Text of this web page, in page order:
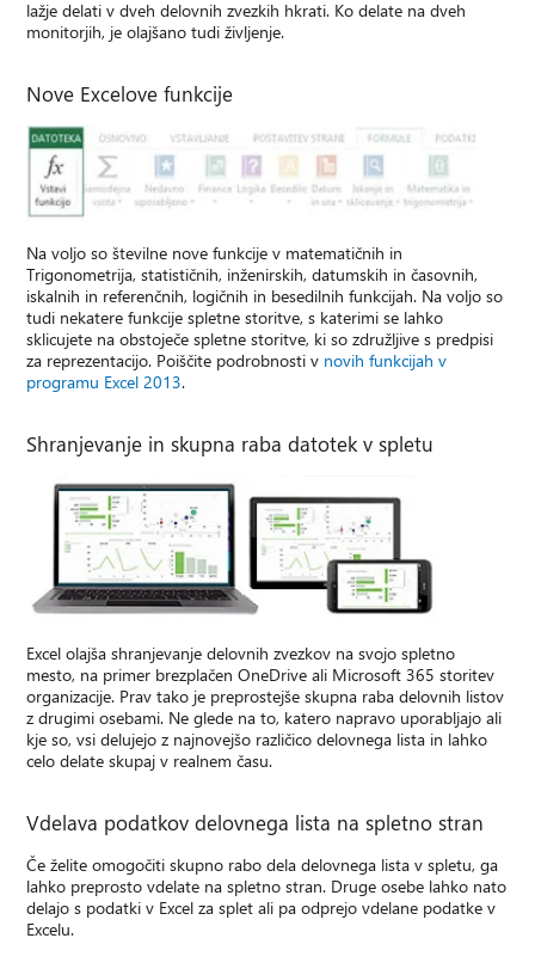
lažje delati v dveh delovnih zvezkih hkrati. Ko delate na dveh
monitorjih, je olajšano tudi življenje.
Nove Excelove funkcije
Na voljo so številne nove funkcije v matematičnih in
Trigonometrija, statističnih, inženirskih, datumskih in časovnih,
iskalnih in referenčnih, logičnih in besedilnih funkcijah. Na voljo so
tudi nekatere funkcije spletne storitve, s katerimi se lahko
sklicujete na obstoječe spletne storitve, ki so združljive s predpisi
za reprezentacijo. Poiščite podrobnosti v novih funkcijah v
programu Excel 2013.
Shranjevanje in skupna raba datotek v spletu
Excel olajša shranjevanje delovnih zvezkov na svojo spletno
mesto, na primer brezplačen OneDrive ali Microsoft 365 storitev
organizacije. Prav tako je preprostejše skupna raba delovnih listov
z drugimi osebami. Ne glede na to, katero napravo uporabljajo ali
kje so, vsi delujejo z najnovejšo različico delovnega lista in lahko
celo delate skupaj v realnem času.
Vdelava podatkov delovnega lista na spletno stran
Če želite omogočiti skupno rabo dela delovnega lista v spletu, ga
lahko preprosto vdelate na spletno stran. Druge osebe lahko nato
delajo s podatki v Excel za splet ali pa odprejo vdelane podatke v
Excelu.